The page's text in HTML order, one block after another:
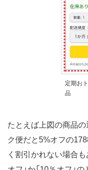
定期お
品
たとえば上図の商品の
ク便だと5%オフの
く割引かれない場合も